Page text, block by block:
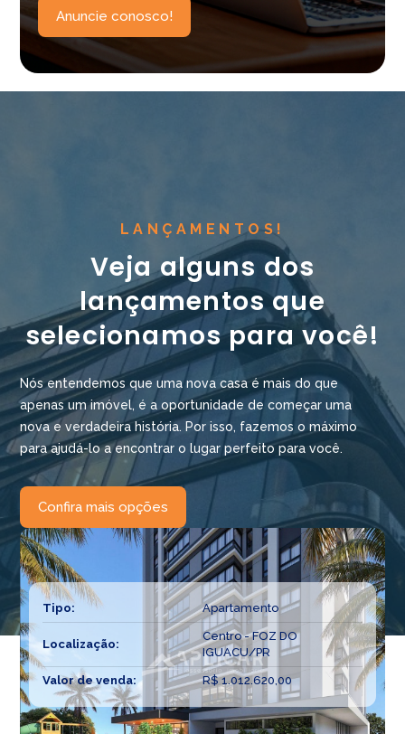
Anuncie conosco!
LANÇAMENTOS!
Veja alguns dos
lançamentos que
selecionamos para você!
Nós entendemos que uma nova casa é mais do que
apenas um imóvel, é a oportunidade de começar uma
nova e verdadeira história. Por isso, fazemos o máximo
para ajudá-lo a encontrar o lugar perfeito para você.
Confira mais opções
Tipo: Apartamento
Localização:
Centro - FOZ DO
IGUACU/PR
Valor de venda: R$ 1.012.620,00